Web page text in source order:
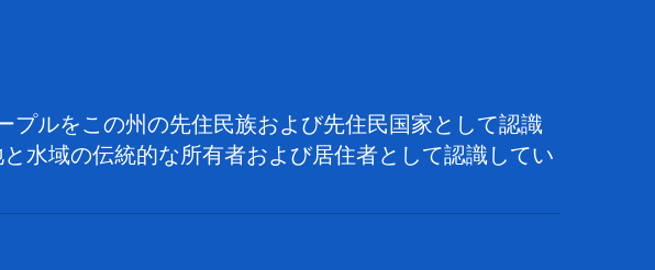
ルをこの州の先住民族および先住民国家として認識
水域の伝統的な所有者および居住者として認識してい